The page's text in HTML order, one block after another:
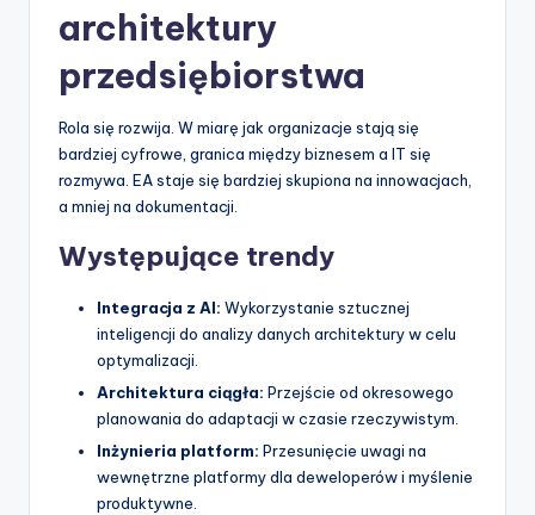
architektury
przedsiębiorstwa
Rola się rozwija. W miarę jak organizacje stają się
bardziej cyfrowe, granica między biznesem a IT się
rozmywa. EA staje się bardziej skupiona na innowacjach,
a mniej na dokumentacji.
Występujące trendy
Integracja z AI: Wykorzystanie sztucznej
inteligencji do analizy danych architektury w celu
optymalizacji.
Architektura ciągła: Przejście od okresowego
planowania do adaptacji w czasie rzeczywistym.
Inżynieria platform: Przesunięcie uwagi na
wewnętrzne platformy dla deweloperów i myślenie
produktywne.